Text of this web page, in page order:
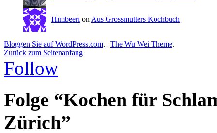
Himbeeri on Aus Grossmutters Kochbuch
Bloggen Sie auf WordPress.com. | The Wu Wei Theme.
Zurück zum Seitenanfang
Follow
Folge “Kochen für
Zürich”